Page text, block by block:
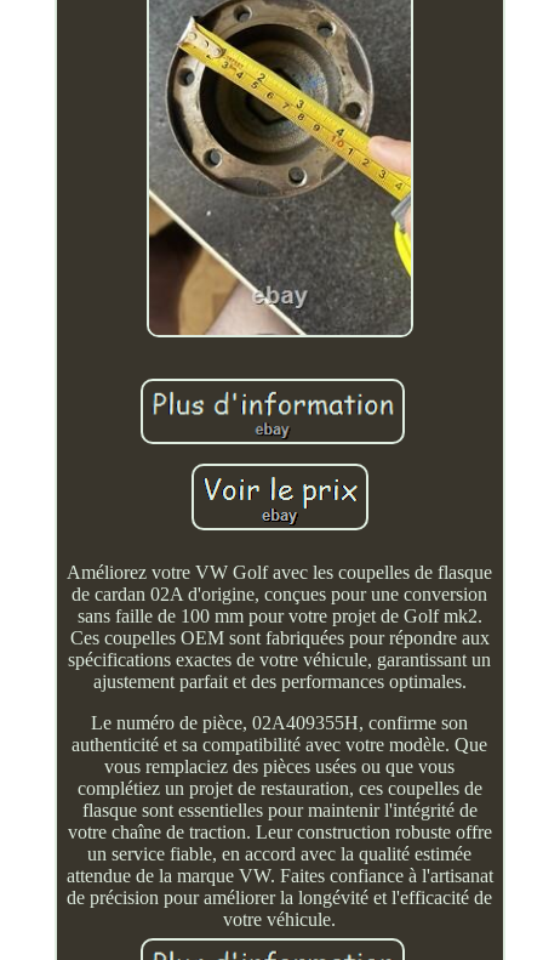
Améliorez votre VW Golf avec les coupelles de flasque
de cardan 02A d'origine, conçues pour une conversion
sans faille de 100 mm pour votre projet de Golf mk2.
Ces coupelles OEM sont fabriquées pour répondre aux
spécifications exactes de votre véhicule, garantissant un
ajustement parfait et des performances optimales.
Le numéro de pièce, 02A409355H, confirme son
authenticité et sa compatibilité avec votre modèle. Que
vous remplaciez des pièces usées ou que vous
complétiez un projet de restauration, ces coupelles de
flasque sont essentielles pour maintenir l'intégrité de
votre chaîne de traction. Leur construction robuste offre
un service fiable, en accord avec la qualité estimée
attendue de la marque VW. Faites confiance à l'artisanat
de précision pour améliorer la longévité et l'efficacité de
votre véhicule.